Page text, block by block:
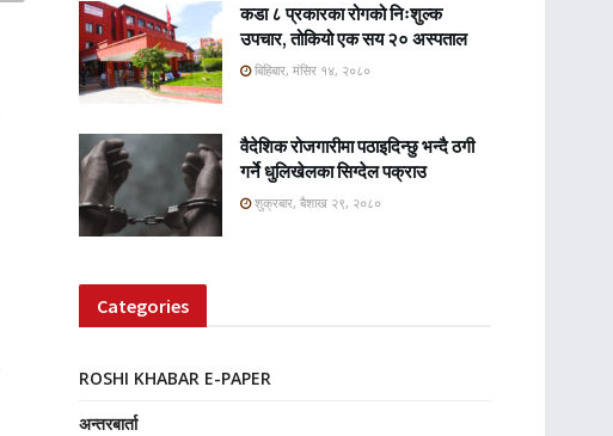
कडा ८ प्रकारका रोगको निःशुल्क
उपचार, तोकियो एक सय २० अस्पताल
बिहिबार, मंसिर १४, २०८०
वैदेशिक रोजगारीमा पठाइदिन्छु भन्दै ठगी
गर्ने धुलिखेलका सिग्देल पक्राउ
शुक्रबार, बैशाख २९, २०८०
Categories
ROSHI KHABAR E-PAPER
अन्तरबार्ता